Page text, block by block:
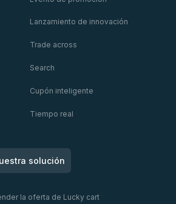
Rois XIII
con
Mondelēz
Publicis
una
Es una señal
Lanzamiento de innovación
Trade across
Search
Cupón inteligente
Tiempo real
solución
la oferta de Lucky cart